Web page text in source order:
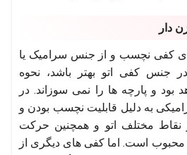
دار
کفی نچسب و از جنس سرامیک یا
جنس کفی اتو بهتر باشد، نحوه
بود و پارچه ها را نمی سوزاند. در
به دلیل قابلیت نچسب بودن و
نقاط مختلف اتو و همچنین حرکت
محبوب است. اما کفی های دیگری از